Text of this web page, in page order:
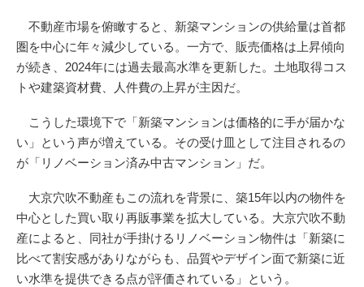
不動産市場を俯瞰すると、新築マンションの供給量は首都
圏を中心に年々減少している。一方で、販売価格は上昇傾向
が続き、2024年には過去最高水準を更新した。土地取得コス
トや建築資材費、人件費の上昇が主因だ。
こうした環境下で「新築マンションは価格的に手が届かな
い」という声が増えている。その受け皿として注目されるの
が「リノベーション済み中古マンション」だ。
大京穴吹不動産もこの流れを背景に、築15年以内の物件を
中心とした買い取り再販事業を拡大している。大京穴吹不動
産によると、同社が手掛けるリノベーション物件は「新築に
比べて割安感がありながらも、品質やデザイン面で新築に近
い水準を提供できる点が評価されている」という。